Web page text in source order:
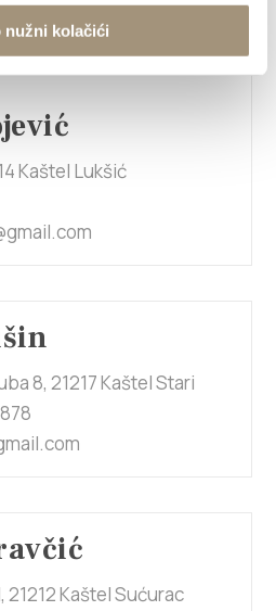
nužni kolačići
Kaštel Lukšić
8, 21217 Kaštel Stari
21212 Kaštel Sućurac